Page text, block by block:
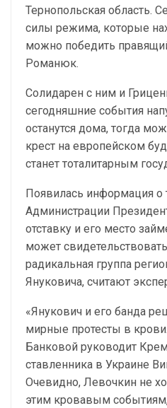
Тернопольская область.
силы режима, которые
можно победить
Романюк.
Солидарен с ним и
сегодняшние события
останутся дома, тогда
крест на европейском
станет тоталитарным
Появилась информация о
Администрации
отставку и его место
может
радикальная группа
Януковича, считают
«Янукович и его банда
мирные протесты в
Банковой руководит
ставленника в Украине
Очевидно, Левочкин не
этим кровавым